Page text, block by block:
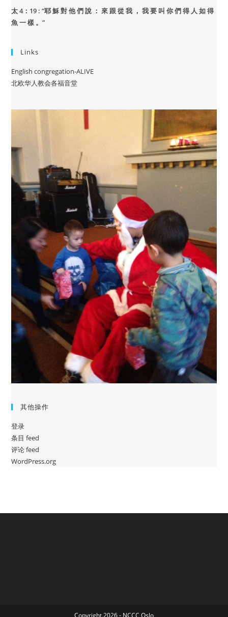
太 4：19 : “耶 穌 對 他 們 說 ： 來 跟 從 我 ， 我 要 叫 你 們 得 人 如 得
魚 一 樣 。”
Links
English congregation-ALIVE
北欧华人教会各福音堂
其他操作
登录
条目 feed
评论 feed
WordPress.org
Copyright 2026 - NCCC Oslo